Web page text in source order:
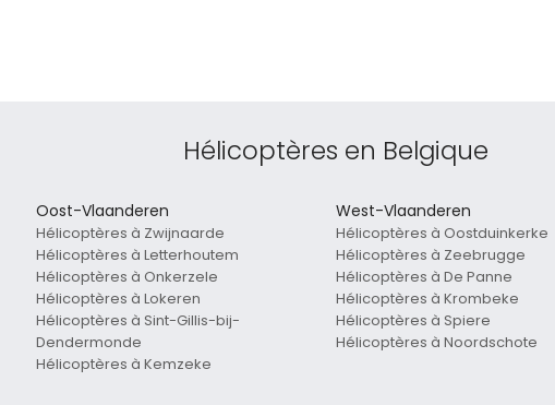
Hélicoptères en Belgique
Oost-Vlaanderen
Hélicoptères à Zwijnaarde
Hélicoptères à Letterhoutem
Hélicoptères à Onkerzele
Hélicoptères à Lokeren
Hélicoptères à Sint-Gillis-bij-
Dendermonde
Hélicoptères à Kemzeke
West-Vlaanderen
Hélicoptères à Oostduinkerke
Hélicoptères à Zeebrugge
Hélicoptères à De Panne
Hélicoptères à Krombeke
Hélicoptères à Spiere
Hélicoptères à Noordschote